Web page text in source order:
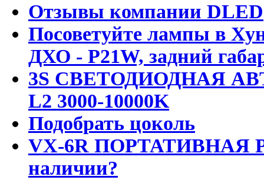
Отзывы компании DLED
Посоветуйте лампы в
ДХО - P21W, задний
3S СВЕТОДИОДНАЯ
L2 3000-10000K
Подобрать цоколь
VX-6R ПОРТАТИВНАЯ
наличии?